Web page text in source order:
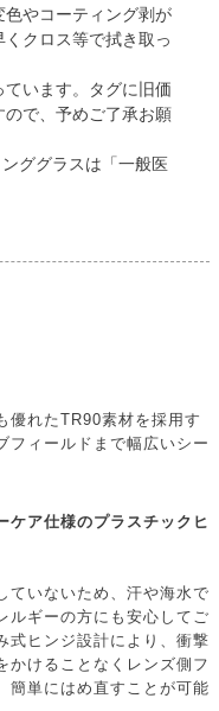
やコーティング剥が
クロス等で拭き取っ
います。タグに旧価
で、予めご了承お願
ググラスは「一般医
優れたTR90素材を採用す
フィールドまで幅広いシー
ケア仕様のプラスチックヒ
ていないため、汗や海水で
ルギーの方にも安心してご
式ヒンジ設計により、衝撃
かけることなくレンズ側フ
簡単にはめ直すことが可能